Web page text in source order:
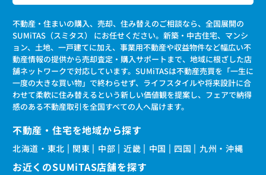
不動産・住まいの購入、売却、住み替えのご相談なら、全国展開の
SUMiTAS（スミタス） にお任せください。新築・中古住宅、マンシ
ョン、土地、一戸建てに加え、事業用不動産や収益物件など幅広い不
動産情報の提供から売却査定・購入サポートまで、地域に根ざした店
舗ネットワークで対応しています。SUMiTASは不動産売買を「一生に
一度の大きな買い物」で終わらせず、ライフスタイルや将来設計に合
わせて柔軟に住み替えるという新しい価値観を提案し、フェアで納得
感のある不動産取引を全国すべての人へ届けます。
不動産・住宅を地域から探す
北海道・東北 関東 中部 近畿 中国 四国 九州・沖縄
お近くのSUMiTAS店舗を探す